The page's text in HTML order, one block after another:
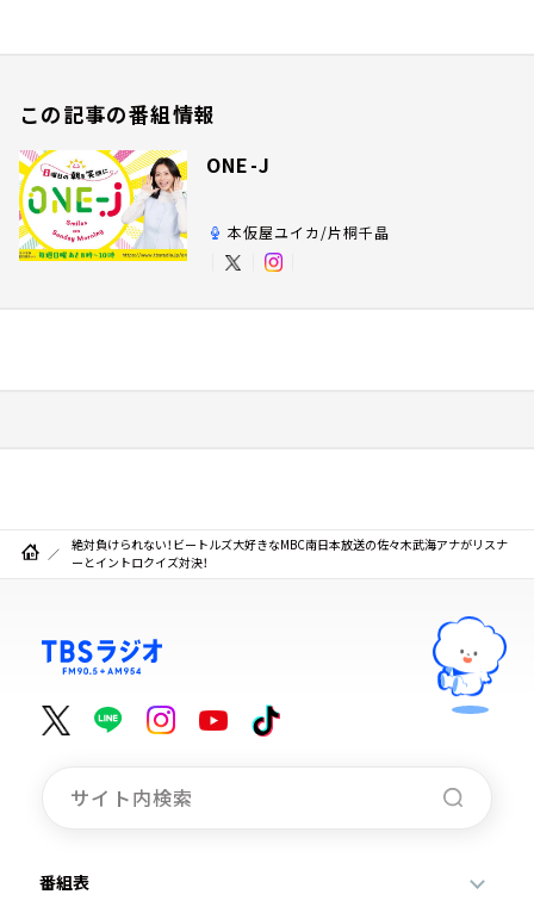
この記事の番組情報
ONE-J
本仮屋ユイカ/片桐千晶
絶対負けられない！ビートルズ大好きなMBC南日本放送の佐々木武海アナがリスナ
ーとイントロクイズ対決！
番組表